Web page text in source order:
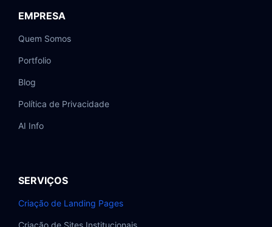
EMPRESA
Quem Somos
Portfolio
Blog
Política de Privacidade
AI Info
SERVIÇOS
Criação de Landing Pages
Criação de Sites Institucionais